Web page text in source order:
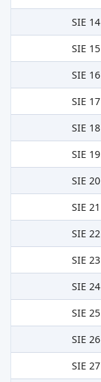
SIE 14
SIE 15
SIE 16
SIE 17
SIE 18
SIE 19
SIE 20
SIE 21
SIE 22
SIE 23
SIE 24
SIE 25
SIE 26
SIE 27